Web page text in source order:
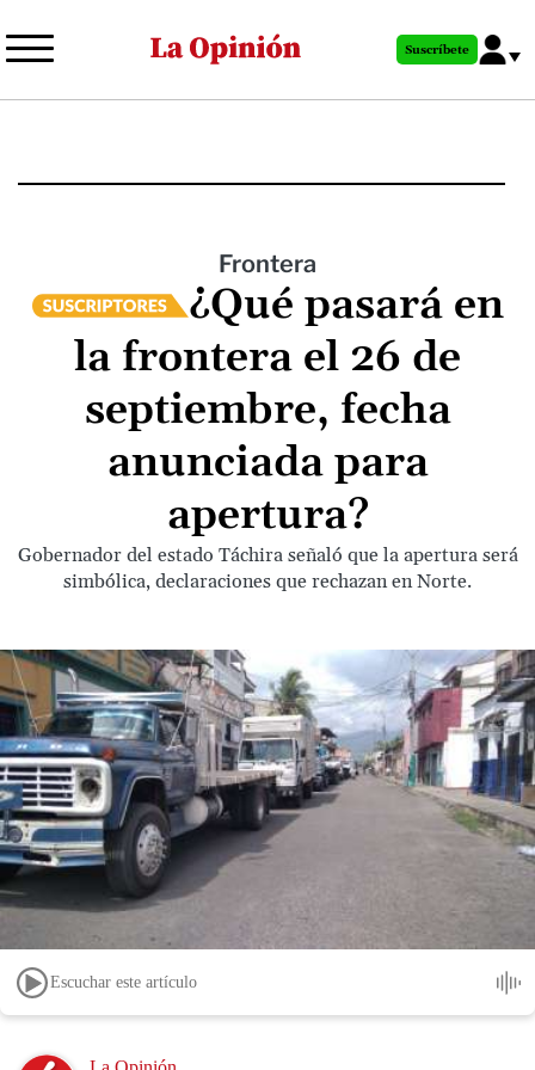
al
principal
Suscríbete
Frontera
¿Qué pasará en
la frontera el 26 de
septiembre, fecha
anunciada para
apertura?
Gobernador del estado Táchira señaló que la apertura será
simbólica, declaraciones que rechazan en Norte.
Escuchar este artículo